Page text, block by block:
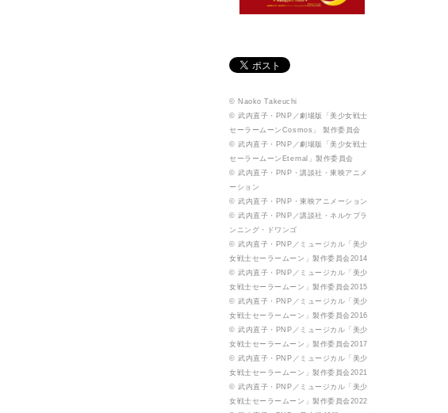
© Naoko Takeuchi
© 武内直子・PNP／劇場版「美少女戦士
セーラームーンCosmos」 製作委員会
© 武内直子・PNP／劇場版「美少女戦士
セーラームーンEternal」製作委員会
© 武内直子・PNP・講談社・東映アニメ
ーション
© 武内直子・PNP・東映アニメーション
© 武内直子・PNP／講談社・ネルケプラ
ンニング・ドワンゴ
© 武内直子・PNP／ミュージカル「美少
女戦士セーラームーン」製作委員会2014
© 武内直子・PNP／ミュージカル「美少
女戦士セーラームーン」製作委員会2015
© 武内直子・PNP／ミュージカル「美少
女戦士セーラームーン」製作委員会2016
© 武内直子・PNP／ミュージカル「美少
女戦士セーラームーン」製作委員会2017
© 武内直子・PNP／ミュージカル「美少
女戦士セーラームーン」製作委員会2021
© 武内直子・PNP／ミュージカル「美少
女戦士セーラームーン」製作委員会2022